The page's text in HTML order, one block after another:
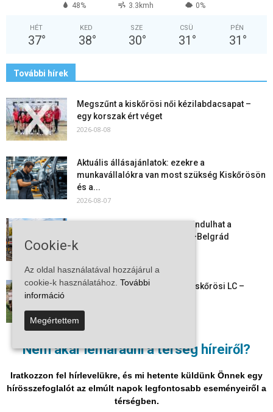
Nem akar lemaradni a térség híreiről?
Iratkozzon fel hírlevelükre, és mi hetente küldünk Önnek egy
hírösszefoglalót az elmúlt napok legfontosabb eseményeiről a
térségben.
48% 3.3kmh 0%
HÉT
37°
KED
38°
SZE
30°
CSÜ
31 °
PÉN
31 °
További hírek
Megszűnt a kiskőrösi női kézilabdacsapat –
egy korszak ért véget
2026-08-08
Aktuális állásajánlatok: ezekre a
munkavállalókra van most szükség Kiskőrösön
és a...
2026-08-07
Vitézy Dávid: már ősszel újraindulhat a
személyszállítás a Budapest–Belgrád
vasútvonalon
Megkezdte a felkészülést a Kiskőrösi LC –
2026-08-06
Mi történik Európa felett? Ezért nem tud
szabadulni a kontinens a...
2026-08-05
Cookie-k
Az oldal használatával hozzájárul a
cookie-k használatához. További
információ
Megértettem